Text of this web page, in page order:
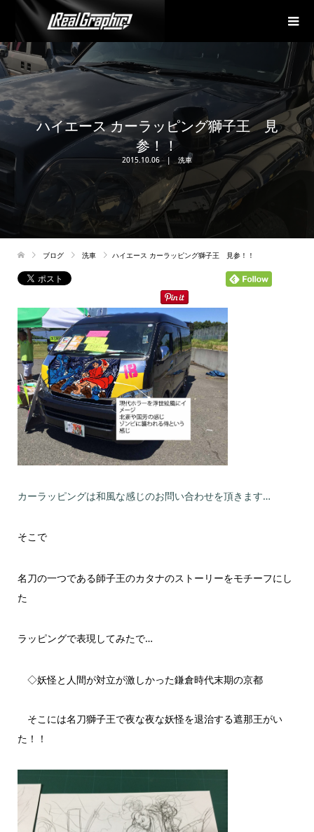
ハイエース カーラッピング獅子王 見
参！！
2015.10.06 洗車
ブログ 洗車 ハイエース カーラッピング獅子王 見参！！
カーラッピングは和風な感じのお問い合わせを頂きます…
そこで
名刀の一つである師子王のカタナのストーリーをモチーフにし
た
ラッピングで表現してみたで…
◇妖怪と人間が対立が激しかった鎌倉時代末期の京都
そこには名刀獅子王で夜な夜な妖怪を退治する遮那王がい
た！！